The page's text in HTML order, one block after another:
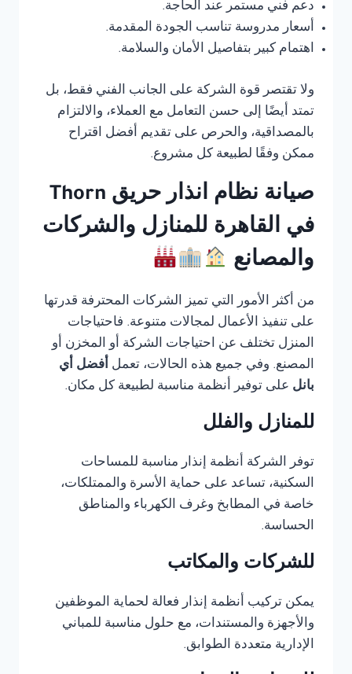
دعم فني مستمر عند الحاجة.
أسعار مدروسة تناسب الجودة المقدمة.
اهتمام كبير بتفاصيل الأمان والسلامة.
ولا تقتصر قوة الشركة على الجانب الفني فقط، بل
تمتد أيضًا إلى حسن التعامل مع العملاء، والالتزام
بالمصداقية، والحرص على تقديم أفضل اقتراح
ممكن وفقًا لطبيعة كل مشروع.
صيانة نظام انذار حريق Thorn
في القاهرة للمنازل والشركات
والمصانع
من أكثر الأمور التي تميز الشركات المحترفة قدرتها
على تنفيذ الأعمال لمجالات متنوعة. فاحتياجات
المنزل تختلف عن احتياجات الشركة أو المخزن أو
المصنع. وفي جميع هذه الحالات، تعمل أفضل أي
بانل على توفير أنظمة مناسبة لطبيعة كل مكان.
للمنازل والفلل
توفر الشركة أنظمة إنذار مناسبة للمساحات
السكنية، تساعد على حماية الأسرة والممتلكات،
خاصة في المطابخ وغرف الكهرباء والمناطق
الحساسة.
للشركات والمكاتب
يمكن تركيب أنظمة إنذار فعالة لحماية الموظفين
والأجهزة والمستندات، مع حلول مناسبة للمباني
الإدارية متعددة الطوابق.